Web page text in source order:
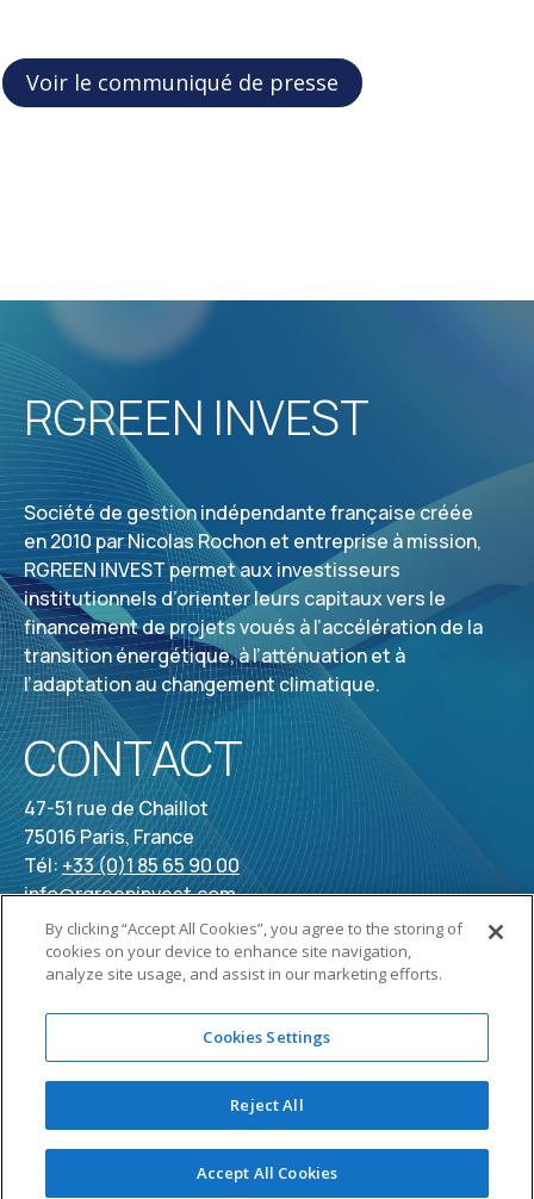
Voir le communiqué de presse
RGREEN INVEST
Société de gestion indépendante française créée
en 2010 par Nicolas Rochon et entreprise à mission,
RGREEN INVEST permet aux investisseurs
institutionnels d’orienter leurs capitaux vers le
financement de projets voués à l’accélération de la
transition énergétique, à l’atténuation et à
l’adaptation au changement climatique.
CONTACT
47-51 rue de Chaillot
75016 Paris, France
Tél: +33 (0)1 85 65 90 00
info@rgreeninvest.com
MENTIONS LÉGALES•INFORMATIONS
By clicking “Accept All Cookies”, you agree to the storing of
cookies on your device to enhance site navigation,
analyze site usage, and assist in our marketing efforts.
Cookies Settings
Reject All
Accept All Cookies